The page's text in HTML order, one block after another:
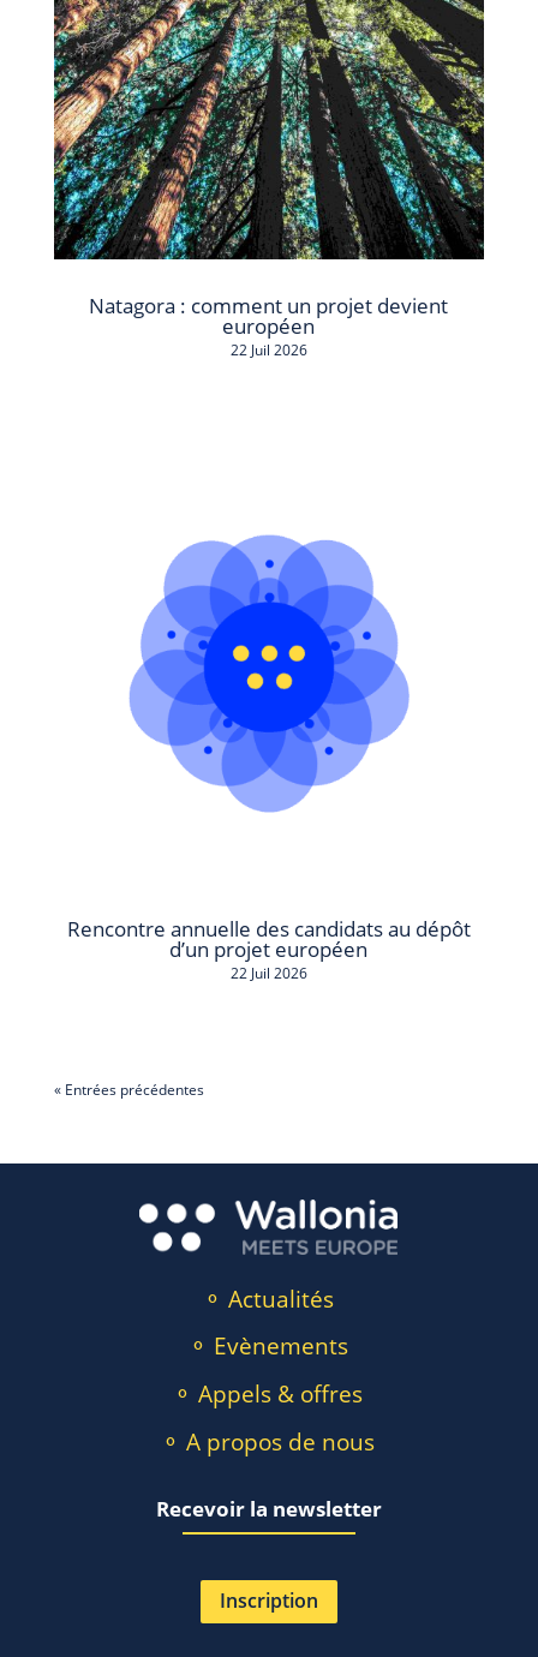
Natagora : comment un projet devient
européen
22 Juil 2026
Rencontre annuelle des candidats au dépôt
d’un projet européen
22 Juil 2026
« Entrées précédentes
⚬ Actualités
⚬ Evènements
⚬ Appels & offres
⚬ A propos de nous
Recevoir la newsletter
Inscription